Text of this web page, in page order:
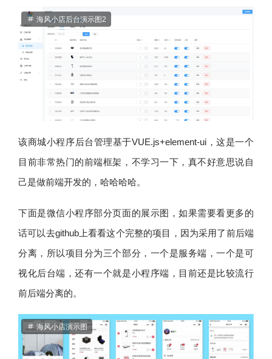
海风小店后台演示图2
该商城小程序后台管理基于VUE.js+element-ui，这是一个
目前非常热门的前端框架，不学习一下，真不好意思说自
己是做前端开发的，哈哈哈哈。
下面是微信小程序部分页面的展示图，如果需要看更多的
话可以去github上看看这个完整的项目，因为采用了前后端
分离，所以项目分为三个部分，一个是服务端，一个是可
视化后台端，还有一个就是小程序端，目前还是比较流行
前后端分离的。
海风小店演示图